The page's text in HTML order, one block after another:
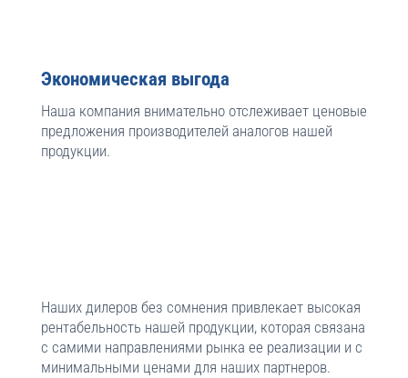
Экономическая выгода
Наша компания внимательно отслеживает ценовые
предложения производителей аналогов нашей
продукции.
Наших дилеров без сомнения привлекает высокая
рентабельность нашей продукции, которая связана
с самими направлениями рынка ее реализации и с
минимальными ценами для наших партнеров.